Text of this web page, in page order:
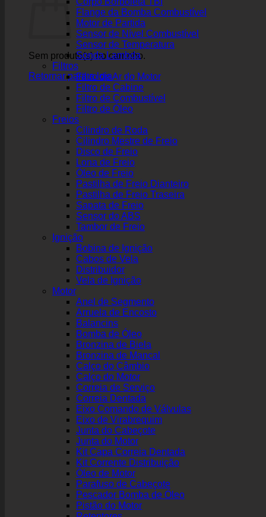
Sem produto(s) no carrinho.
Retornar para a loja
Flange da Bomba Combustível
Motor de Partida
Sensor de Nível Combustível
Sensor de Temperatura
Sonda Lambda
Filtros
Filtro de Ar do Motor
Filtro de Cabine
Filtro de Combustível
Filtro de Óleo
Freios
Cilindro de Roda
Cilindro Mestre de Freio
Disco de Freio
Lona de Freio
Óleo de Freio
Pastilha de Freio Dianteiro
Pastilha de Freio Traseira
Sapata de Freio
Sensor do ABS
Tambor de Freio
Ignição
Bobina de Ignição
Cabos de Vela
Distribuidor
Vela de Ignição
Motor
Anel de Segmento
Arruela de Encosto
Balancins
Bomba de Óleo
Bronzina de Biela
Bronzina de Mancal
Calço do Câmbio
Calço do Motor
Correia de Serviço
Correia Dentada
Eixo Comando de Válvulas
Eixo de Virabrequim
Junta do Cabeçote
Junta do Motor
Kit Capa Correia Dentada
Kit Corrente Distribuição
Óleo de Motor
Parafuso de Cabeçote
Pescador Bomba de Óleo
Pistão do Motor